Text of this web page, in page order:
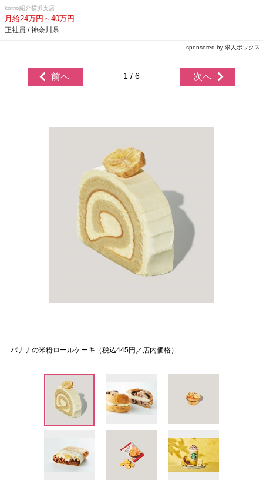
kotrio紹介横浜支店
月給24万円～40万円
正社員 / 神奈川県
sponsored by 求人ボックス
前へ 1 / 6 次へ
バナナの米粉ロールケーキ（税込445円／店内価格）